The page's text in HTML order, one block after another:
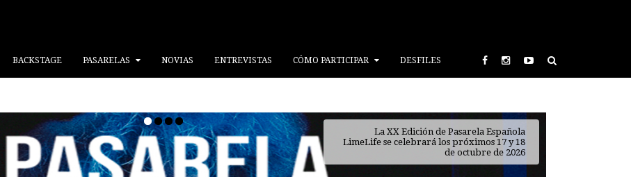
BACKSTAGE PASARELAS NOVIAS ENTREVISTAS CÓMO PARTICIPAR DESFILES
La XX Edición de Pasarela Española
LimeLife se celebrará los próximos 17 y 18
de octubre de 2026
AmazeBox, la forma más emocionante de
descubrir tu rutina de belleza